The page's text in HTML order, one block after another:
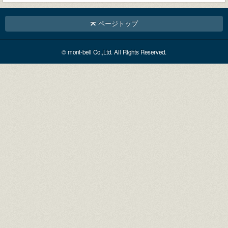
ページトップ
© mont-bell Co.,Ltd. All Rights Reserved.